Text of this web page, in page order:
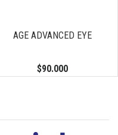
AGE ADVANCED EYE
$90.000